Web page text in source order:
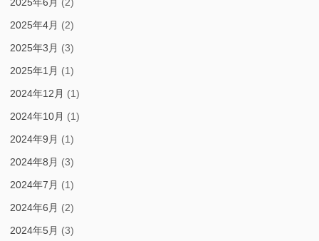
2025年4月 (2)
2025年3月 (3)
2025年1月 (1)
2024年12月 (1)
2024年10月 (1)
2024年9月 (1)
2024年8月 (3)
2024年7月 (1)
2024年6月 (2)
2024年5月 (3)